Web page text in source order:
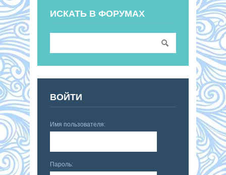
ИСКАТЬ В ФОРУМАХ
ВОЙТИ
Имя пользователя:
Пароль: